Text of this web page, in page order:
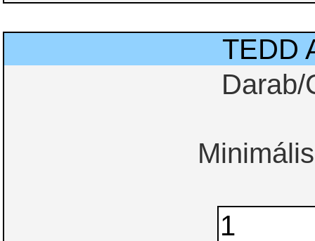
TEDD
Darab/